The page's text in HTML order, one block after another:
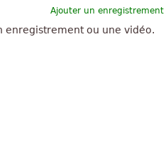
Ajouter un enregistrement
enregistrement ou une vidéo.